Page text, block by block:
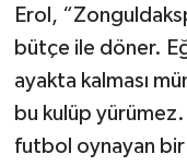
Erol,
bütçe ile döner.
ayakta kalması
bu kulüp yürümez.
futbol oynayan bir